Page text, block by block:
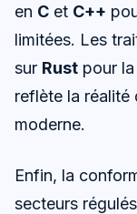
en C et C++
limitées. Les
sur Rust pour
reflète la réalité
moderne.
Enfin, la
secteurs